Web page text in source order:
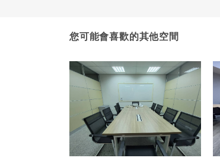
您可能會喜歡的其他空間